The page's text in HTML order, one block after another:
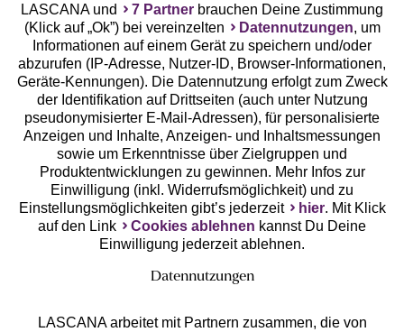
Geprüfte Sicherheit
Unsere Apps
LASCANA und 7 Partner brauchen Deine Zustimmung
(Klick auf „Ok”) bei vereinzelten
Datennutzungen, um
Informationen auf einem Gerät zu speichern und/oder
abzurufen (IP-Adresse, Nutzer-ID, Browser-Informationen,
Geräte-Kennungen). Die Datennutzung erfolgt zum Zweck
der Identifikation auf Drittseiten (auch unter Nutzung
pseudonymisierter E-Mail-Adressen), für personalisierte
Anzeigen und Inhalte, Anzeigen- und Inhaltsmessungen
sowie um Erkenntnisse über Zielgruppen und
Produktentwicklungen zu gewinnen. Mehr Infos zur
Einwilligung (inkl. Widerrufsmöglichkeit) und zu
Einstellungsmöglichkeiten gibt’s jederzeit
hier. Mit Klick
auf den Link
Cookies ablehnen kannst Du Deine
Einwilligung jederzeit ablehnen.
Datennutzungen
LASCANA arbeitet mit Partnern zusammen, die von